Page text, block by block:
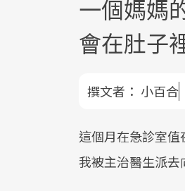
一個媽媽
會在肚子
撰文者： 小百合
這個月在急診室
我被主治醫生派去